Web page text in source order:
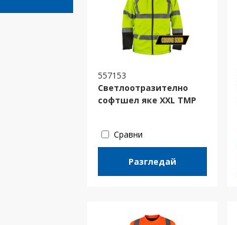
557153
Светлоотразително
софтшел яке XXL TMP
Сравни
Разгледай